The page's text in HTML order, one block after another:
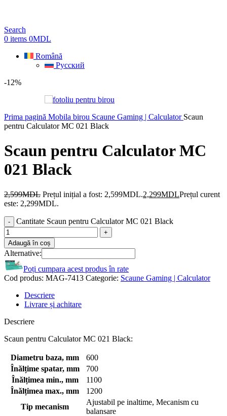
Search
0 items 0MDL
Română
Русский
-12%
Prima pagină Mobila birou Scaune Gaming | Calculator Scaun
pentru Calculator MC 021 Black
Scaun pentru Calculator MC
021 Black
2,599MDL Prețul inițial a fost: 2,599MDL.2,299MDLPrețul curent
este: 2,299MDL.
Cantitate Scaun pentru Calculator MC 021 Black
Adaugă în coș
Alternative:
Poți cumpara acest produs în rate
Cod produs: MAG-7413 Categorie: Scaune Gaming | Calculator
Descriere
Livrare și achitare
Descriere
Scaun pentru Calculator MC 021 Black:
Diametru baza, mm
600
Înălțime spatar, mm
700
Înălțimea min., mm
1100
Înălțimea max., mm
1200
Tip mecanism
Ajustabil pe inaltime, Mecanism cu
balansare